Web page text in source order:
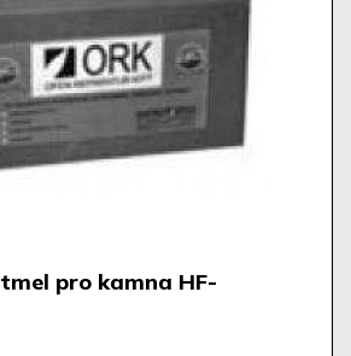
pro kamna HF-